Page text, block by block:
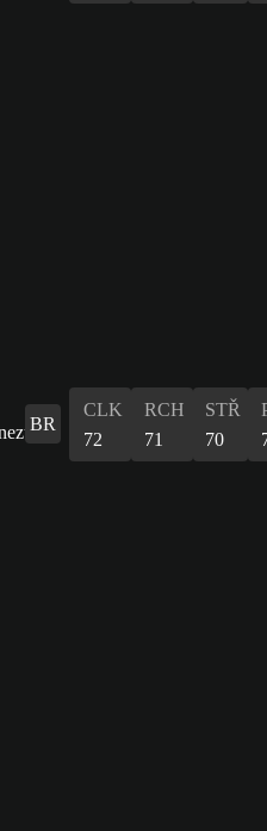
BR
CLK
72
RCH
71
STŘ
70